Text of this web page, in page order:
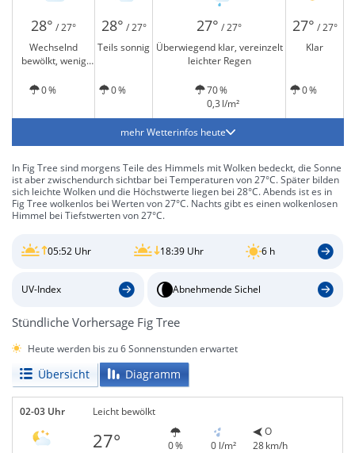
28° / 27° 28° / 27° 27° / 27° 27° / 27°
Wechselnd
bewölkt, wenig
Teils sonnig Überwiegend klar, vereinzelt
leichter Regen
Klar
0 % 0 %
70 %
0,3 l/m²
0 %
mehr Wetterinfos heute
In Fig Tree sind morgens Teile des Himmels mit Wolken bedeckt, die Sonne
ist aber zwischendurch sichtbar bei Temperaturen von 27°C. Später bilden
sich leichte Wolken und die Höchstwerte liegen bei 28°C. Abends ist es in
Fig Tree wolkenlos bei Werten von 27°C. Nachts gibt es einen wolkenlosen
Himmel bei Tiefstwerten von 27°C.
05:52 Uhr 18:39 Uhr 6 h
UV-Index Abnehmende Sichel
Stündliche Vorhersage Fig Tree
Heute werden bis zu 6 Sonnenstunden erwartet
Übersicht Diagramm
02-03 Uhr Leicht bewölkt
27° 0 % 0 l/m²
O
28 km/h